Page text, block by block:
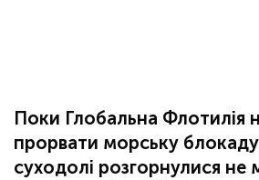
Поки Глобальна Флотилія
прорвати морську блокаду
суходолі розгорнулися не